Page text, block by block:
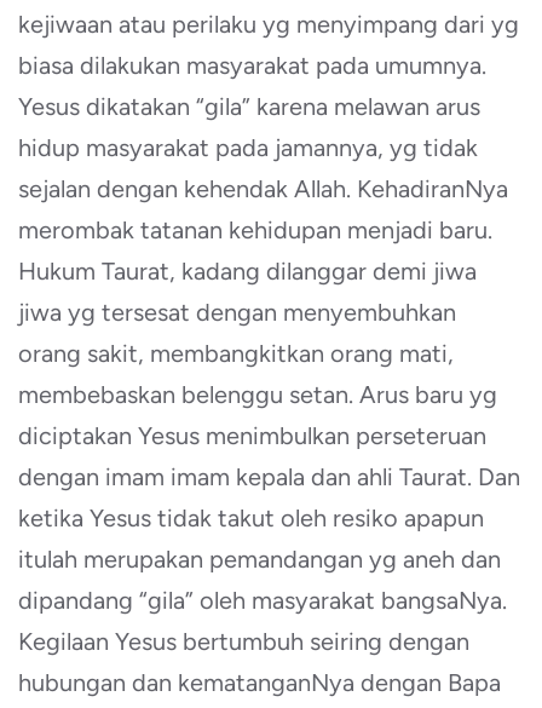
kejiwaan atau perilaku yg menyimpang dari yg
biasa dilakukan masyarakat pada umumnya.
Yesus dikatakan “gila” karena melawan arus
hidup masyarakat pada jamannya, yg tidak
sejalan dengan kehendak Allah. KehadiranNya
merombak tatanan kehidupan menjadi baru.
Hukum Taurat, kadang dilanggar demi jiwa
jiwa yg tersesat dengan menyembuhkan
orang sakit, membangkitkan orang mati,
membebaskan belenggu setan. Arus baru yg
diciptakan Yesus menimbulkan perseteruan
dengan imam imam kepala dan ahli Taurat. Dan
ketika Yesus tidak takut oleh resiko apapun
itulah merupakan pemandangan yg aneh dan
dipandang “gila” oleh masyarakat bangsaNya.
Kegilaan Yesus bertumbuh seiring dengan
hubungan dan kematanganNya dengan Bapa